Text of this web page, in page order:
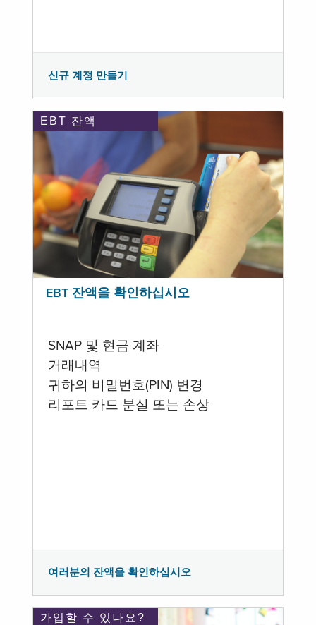
신규 계정 만들기
EBT 잔액
EBT 잔액을 확인하십시오
SNAP 및 현금 계좌
거래내역
귀하의 비밀번호(PIN) 변경
리포트 카드 분실 또는 손상
여러분의 잔액을 확인하십시오
가입할 수 있나요?